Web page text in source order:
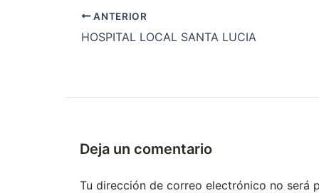
ANTERIOR
HOSPITAL LOCAL SANTA LUCIA
Deja un comentario
Tu dirección de correo electrónico no será